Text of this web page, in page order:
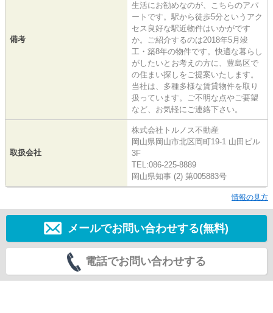
備考
生活にお勧めなのが、こちらのアパ
ートです。駅から徒歩5分というアク
セス良好な駅近物件はいかがです
か。ご紹介するのは2018年5月竣
工・築8年の物件です。快適な暮らし
がしたいとお考えの方に、豊島区で
の住まい探しをご提案いたします。
当社は、多種多様な賃貸物件を取り
扱っています。ご不明な点やご要望
など、お気軽にご連絡下さい。
取扱会社
株式会社トルノス不動産
岡山県岡山市北区岡町19-1 山田ビル
3F
TEL:086-225-8889
岡山県知事 (2) 第005883号
情報の見方
メールでお問い合わせする(無料)
電話でお問い合わせする